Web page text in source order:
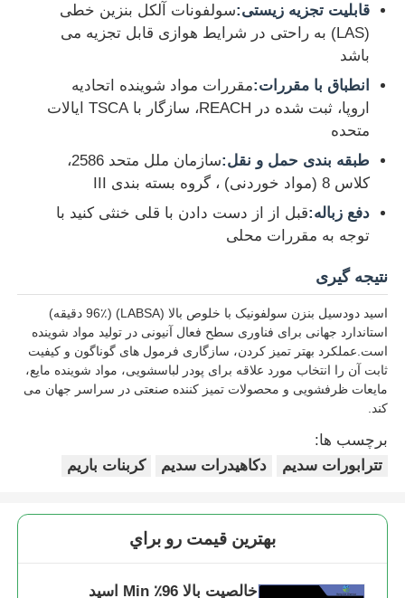
قابلیت تجزیه زیستی:سولفونات آلکل بنزین خطی
(LAS) به راحتی در شرایط هوازی قابل تجزیه می
باشد
انطباق با مقررات:مقررات مواد شوینده اتحادیه
اروپا، ثبت شده در REACH، سازگار با TSCA ایالات
متحده
طبقه بندی حمل و نقل:
سازمان ملل متحد 2586،
کلاس 8 (مواد خوردنی) ، گروه بسته بندی III
دفع زباله:قبل از از دست دادن با قلی خنثی کنید با
توجه به مقررات محلی
نتیجه گیری
اسید دودسیل بنزن سولفونیک با خلوص بالا (LABSA) (96٪ دقیقه)
استاندارد جهانی برای فناوری سطح فعال آنیونی در تولید مواد شوینده
است.عملکرد بهتر تمیز کردن، سازگاری فرمول های گوناگون و کیفیت
ثابت آن را انتخاب مورد علاقه برای پودر لباسشویی، مواد شوینده مایع،
مایعات ظرفشویی و محصولات تمیز کننده صنعتی در سراسر جهان می
کند.
برچسب ها:
تترابورات سدیم
دکاهیدرات سدیم کربنات باریم
بهترين قيمت رو براي
خالصیت بالا 96٪ Min اسید